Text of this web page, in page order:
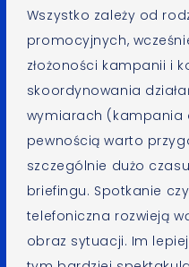
Wszystko zależy od
promocyjnych,
złożoności kampanii i
skoordynowania
wymiarach (kampania
pewnością warto
szczególnie dużo
briefingu. Spotkanie
telefoniczna rozwieją
obraz sytuacji. Im